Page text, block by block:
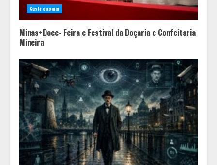
Gastronomia
Minas+Doce- Feira e Festival da Doçaria e Confeitaria
Mineira